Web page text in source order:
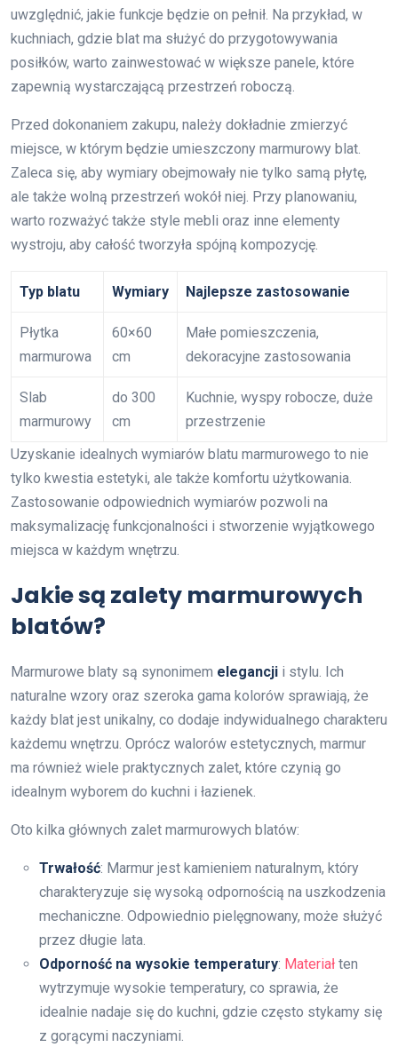
uwzględnić, jakie funkcje będzie on pełnił. Na przykład, w
kuchniach, gdzie blat ma służyć do przygotowywania
posiłków, warto zainwestować w większe panele, które
zapewnią wystarczającą przestrzeń roboczą.
Przed dokonaniem zakupu, należy dokładnie zmierzyć
miejsce, w którym będzie umieszczony marmurowy blat.
Zaleca się, aby wymiary obejmowały nie tylko samą płytę,
ale także wolną przestrzeń wokół niej. Przy planowaniu,
warto rozważyć także style mebli oraz inne elementy
wystroju, aby całość tworzyła spójną kompozycję.
Typ blatu Wymiary Najlepsze zastosowanie
Płytka
marmurowa
60×60
cm
Małe pomieszczenia,
dekoracyjne zastosowania
Slab
marmurowy
do 300
cm
Kuchnie, wyspy robocze, duże
przestrzenie
Uzyskanie idealnych wymiarów blatu marmurowego to nie
tylko kwestia estetyki, ale także komfortu użytkowania.
Zastosowanie odpowiednich wymiarów pozwoli na
maksymalizację funkcjonalności i stworzenie wyjątkowego
miejsca w każdym wnętrzu.
Jakie są zalety marmurowych
blatów?
Marmurowe blaty są synonimem elegancji i stylu. Ich
naturalne wzory oraz szeroka gama kolorów sprawiają, że
każdy blat jest unikalny, co dodaje indywidualnego charakteru
każdemu wnętrzu. Oprócz walorów estetycznych, marmur
ma również wiele praktycznych zalet, które czynią go
idealnym wyborem do kuchni i łazienek.
Oto kilka głównych zalet marmurowych blatów:
Trwałość: Marmur jest kamieniem naturalnym, który
charakteryzuje się wysoką odpornością na uszkodzenia
mechaniczne. Odpowiednio pielęgnowany, może służyć
przez długie lata.
Odporność na wysokie temperatury: Materiał ten
wytrzymuje wysokie temperatury, co sprawia, że
idealnie nadaje się do kuchni, gdzie często stykamy się
z gorącymi naczyniami.